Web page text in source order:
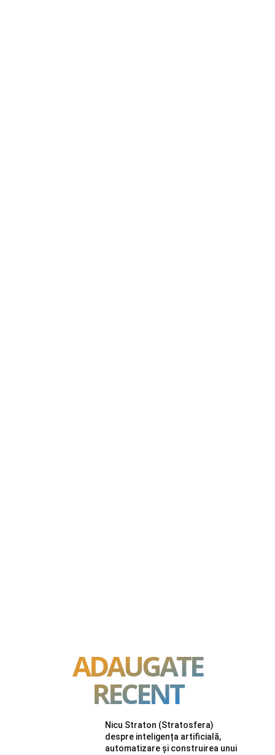
ADAUGATE
RECENT
Nicu Straton (Stratosfera)
despre inteligența artificială,
automatizare și construirea unui